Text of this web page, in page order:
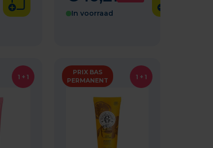
In voorraad
1 + 1
PRIX BAS
PERMANENT
1 + 1